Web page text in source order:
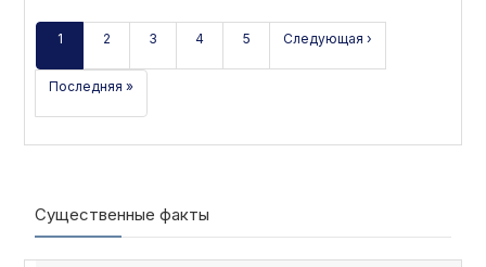
1 2 3 4 5 Следующая ›
Последняя »
Существенные факты